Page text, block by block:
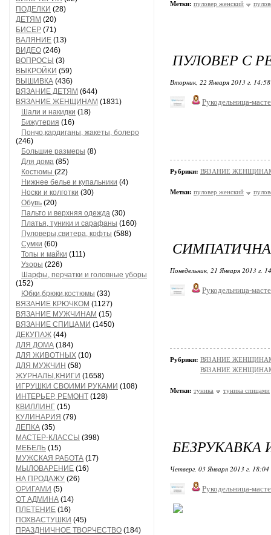
ПОДЕЛКИ (28)
ДЕТЯМ (20)
БИСЕР (71)
ВАЛЯНИЕ (13)
ВИДЕО (246)
ВОПРОСЫ (3)
ВЫКРОЙКИ (59)
ВЫШИВКА (436)
ВЯЗАНИЕ ДЕТЯМ (644)
ВЯЗАНИЕ ЖЕНЩИНАМ (1831)
Шали и накидки (18)
Бижутерия (16)
Пончо,кардиганы, жакеты, болеро
(246)
Большие размеры (8)
Для дома (85)
Костюмы (22)
Нижнее белье и купальники (4)
Носки и колготки (30)
Обувь (20)
Пальто и верхняя одежда (30)
Платья, туники и сарафаны (160)
Пуловеры,свитера, кофты (588)
Сумки (60)
Топы и майки (111)
Узоры (226)
Шарфы, перчатки и головные уборы
(152)
Юбки,брюки,костюмы (33)
ВЯЗАНИЕ КРЮЧКОМ (1127)
ВЯЗАНИЕ МУЖЧИНАМ (15)
ВЯЗАНИЕ СПИЦАМИ (1450)
ДЕКУПАЖ (44)
ДЛЯ ДОМА (184)
ДЛЯ ЖИВОТНЫХ (10)
ДЛЯ МУЖЧИН (58)
ЖУРНАЛЫ,КНИГИ (1658)
ИГРУШКИ СВОИМИ РУКАМИ (108)
ИНТЕРЬЕР, РЕМОНТ (128)
КВИЛЛИНГ (15)
КУЛИНАРИЯ (79)
ЛЕПКА (35)
МАСТЕР-КЛАССЫ (398)
МЕБЕЛЬ (15)
МУЖСКАЯ РАБОТА (17)
МЫЛОВАРЕНИЕ (16)
НА ПРОДАЖУ (26)
ОРИГАМИ (5)
ОТ АДМИНА (14)
ПЛЕТЕНИЕ (16)
ПОХВАСТУШКИ (45)
ПРАЗДНИЧНОЕ ТВОРЧЕСТВО (184)
Метки: пуловер женский
ПУЛОВЕР С
Вторник, 22 Января 2013 г.
Рукодельница-
Рубрики: ВЯЗАНИЕ ЖЕНЩИНАМ/
Метки: пуловер женский
Понедельник, 21 Января 2013 г.
Рукодельница-
Рубрики: ВЯЗАНИЕ ЖЕНЩИНАМ/
ВЯЗАНИЕ ЖЕНЩИНАМ/
Метки: туника туника спицами
Четверг, 03 Января 2013 г. 18:04
Рукодельница-